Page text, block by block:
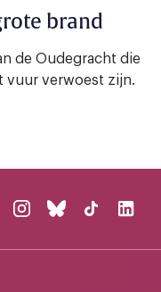
brand
de Oudegracht die
vuur verwoest zijn.